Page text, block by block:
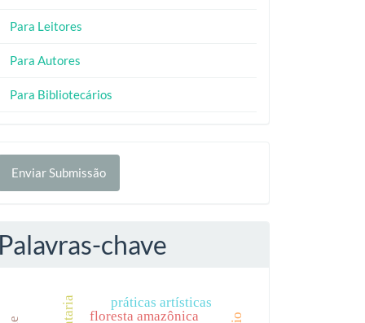
Para Leitores
Para Autores
Para Bibliotecários
Enviar Submissão
Palavras-chave
floresta amazônica
práticas artísticas